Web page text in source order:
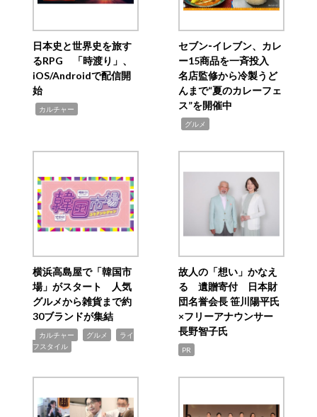
日本史と世界史を旅す
るRPG 「時渡り」、
iOS/Androidで配信開
始
カルチャー
セブン‐イレブン、カレ
ー15商品を一斉投入
名店監修から冷製うど
んまで“夏のカレーフェ
ス”を開催中
グルメ
横浜高島屋で「韓国市
場」がスタート 人気
グルメから雑貨まで約
30ブランドが集結
カルチャー グルメ
ライ
フスタイル
故人の「想い」かなえ
る 遺贈寄付 日本財
団名誉会長 笹川陽平氏
×フリーアナウンサー
長野智子氏
PR